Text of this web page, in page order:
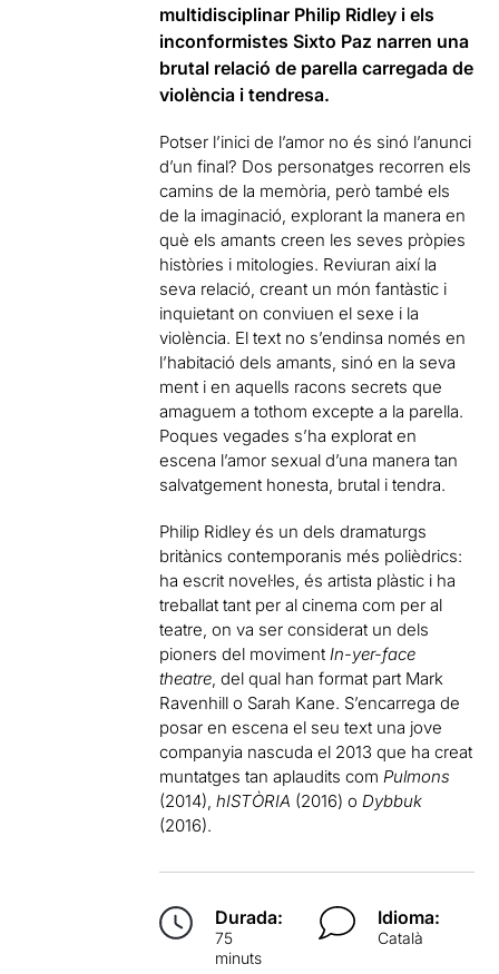
multidisciplinar Philip Ridley i els
inconformistes Sixto Paz narren una
brutal relació de parella carregada de
violència i tendresa.
Potser l’inici de l’amor no és sinó l’anunci
d’un final? Dos personatges recorren els
camins de la memòria, però també els
de la imaginació, explorant la manera en
què els amants creen les seves pròpies
històries i mitologies. Reviuran així la
seva relació, creant un món fantàstic i
inquietant on conviuen el sexe i la
violència. El text no s’endinsa només en
l’habitació dels amants, sinó en la seva
ment i en aquells racons secrets que
amaguem a tothom excepte a la parella.
Poques vegades s’ha explorat en
escena l’amor sexual d’una manera tan
salvatgement honesta, brutal i tendra.
Philip Ridley és un dels dramaturgs
britànics contemporanis més polièdrics:
ha escrit novel·les, és artista plàstic i ha
treballat tant per al cinema com per al
teatre, on va ser considerat un dels
pioners del movimentIn-yer-face
theatre, del qual han format part Mark
Ravenhill o Sarah Kane. S’encarrega de
posar en escena el seu text una jove
companyia nascuda el 2013 que ha creat
muntatges tan aplaudits comPulmons
(2014),hISTÒRIA (2016) oDybbuk
(2016).
Durada:
75
minuts
Idioma:
Català